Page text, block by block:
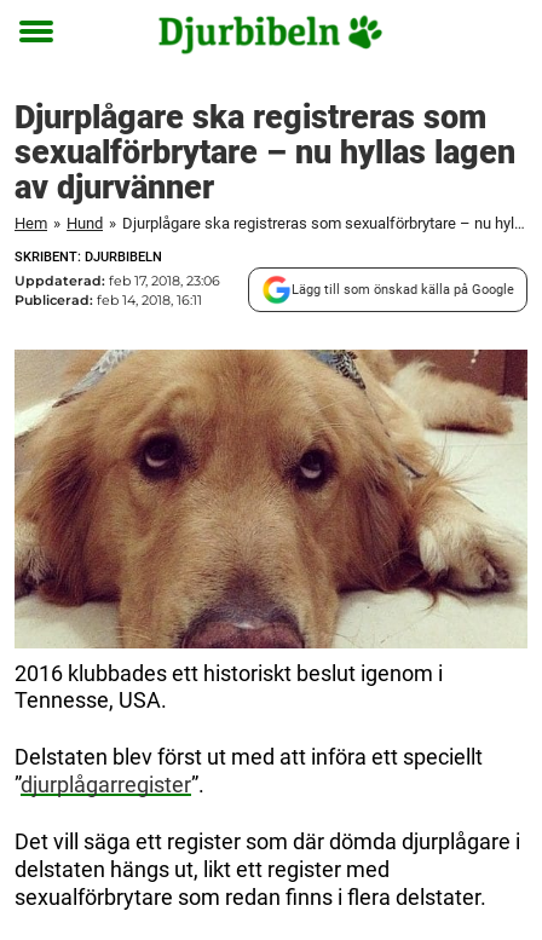
Toggle
Djurplågare ska registreras som
sexualförbrytare – nu hyllas lagen
av djurvänner
Hem » Hund » Djurplågare ska registreras som sexualförbrytare – nu hyllas lagen av djurvänner
SKRIBENT: DJURBIBELN
Uppdaterad: feb 17, 2018, 23:06
Publicerad: feb 14, 2018, 16:11
Lägg till som önskad källa på Google
2016 klubbades ett historiskt beslut igenom i
Tennesse, USA.
Delstaten blev först ut med att införa ett speciellt
”djurplågarregister”.
Det vill säga ett register som där dömda djurplågare i
delstaten hängs ut, likt ett register med
sexualförbrytare som redan finns i flera delstater.